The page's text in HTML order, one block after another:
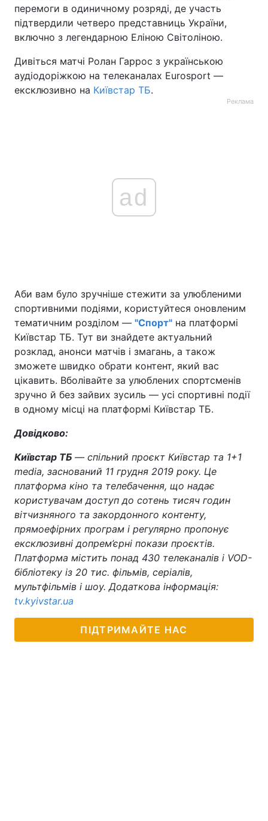
перемоги в одиничному розряді, де участь
підтвердили четверо представниць України,
включно з легендарною Еліною Світоліною.
Дивіться матчі Ролан Гаррос з українською
аудіодоріжкою на телеканалах Eurosport —
ексклюзивно на Київстар ТБ.
Реклама
ad
Аби вам було зручніше стежити за улюбленими
спортивними подіями, користуйтеся оновленим
тематичним розділом — "Спорт" на платформі
Київстар ТБ. Тут ви знайдете актуальний
розклад, анонси матчів і змагань, а також
зможете швидко обрати контент, який вас
цікавить. Вболівайте за улюблених спортсменів
зручно й без зайвих зусиль — усі спортивні події
в одному місці на платформі Київстар ТБ.
Довідково:
Київстар ТБ — спільний проєкт Київстар та 1+1
media, заснований 11 грудня 2019 року. Це
платформа кіно та телебачення, що надає
користувачам доступ до сотень тисяч годин
вітчизняного та закордонного контенту,
прямоефірних програм і регулярно пропонує
ексклюзивні допрем’єрні покази проєктів.
Платформа містить понад 430 телеканалів і VOD-
бібліотеку із 20 тис. фільмів, серіалів,
мультфільмів і шоу. Додаткова інформація:
tv.kyivstar.ua
ПІДТРИМАЙТЕ НАС